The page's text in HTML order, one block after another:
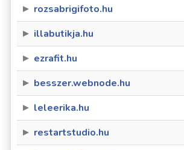
rozsabrigifoto.hu
illabutikja.hu
ezrafit.hu
besszer.webnode.hu
leleerika.hu
restartstudio.hu